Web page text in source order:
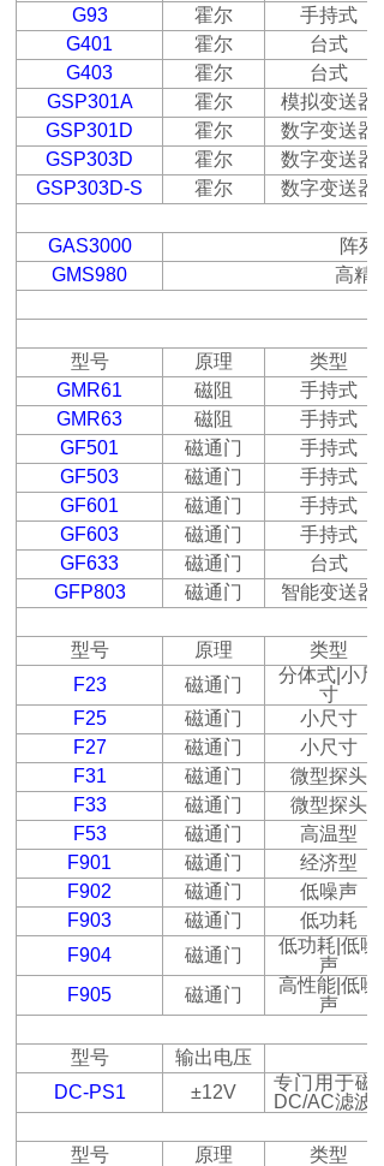
G93
霍尔
手持式
G401
霍尔
台式
G403
霍尔
台式
GSP301A
霍尔
模拟变送器
GSP301D
霍尔
数字变送器
GSP303D
霍尔
数字变送器
GSP303D-S
霍尔 数字变送器
GAS3000
阵列
GMS980
高精
型号 原理
类型
GMR61
磁阻
手持式
GMR63
磁阻
手持式
GF501
磁通门
手持式
GF503
磁通门
手持式
GF601
磁通门
手持式
GF603
磁通门
手持式
GF633
磁通门
台式
GFP803
磁通门 智能变送器
型号 原理
类型
F23
磁通门 分体式 小尺
寸
F25
磁通门
小尺寸
F27
磁通门
小尺寸
F31
磁通门
微型探头
F33
磁通门
微型探头
F53
磁通门
高温型
F901
磁通门
经济型
F902
磁通门
低噪声
F903
磁通门
低功耗
F904
磁通门 低功耗 低噪
声
F905
磁通门 高性能 低噪
声
型号
输出电压
DC-PS1
±12V
专门用于磁
DC/AC滤波
型号 原理
类型